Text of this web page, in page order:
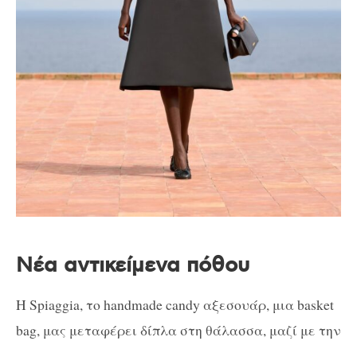
Νέα αντικείμενα πόθου
Η Spiaggia, το handmade candy αξεσουάρ, μια basket
bag, μας μεταφέρει δίπλα στη θάλασσα, μαζί με την